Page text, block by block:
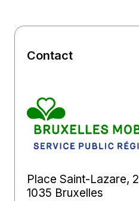
Contact
Place Saint-Lazare, 2
1035 Bruxelles